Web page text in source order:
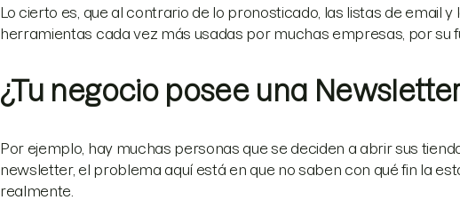
Lo cierto es, que al contrario de lo pronosticado, las listas de email
herramientas cada vez más usadas por muchas empresas, por su
¿Tu negocio posee una
Por ejemplo, hay muchas personas que se deciden a abrir sus
newsletter, el problema aquí está en que no saben con qué fin la
realmente.